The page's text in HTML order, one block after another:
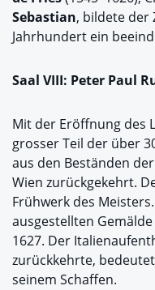
Sebastian, bildete der
Jahrhundert ein
Saal VIII: Peter Paul
Mit der Eröffnung des
grosser Teil der über
aus den Beständen
Wien zurückgekehrt.
Frühwerk des
ausgestellten
1627. Der
zurückkehrte,
seinem Schaffen.